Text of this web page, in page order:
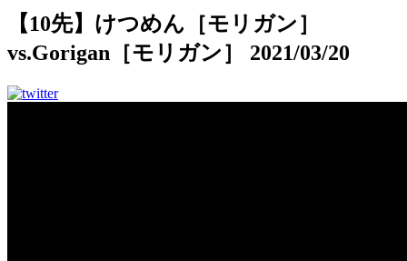
【10先】けつめん［モリガン］
vs.Gorigan［モリガン］ 2021/03/20